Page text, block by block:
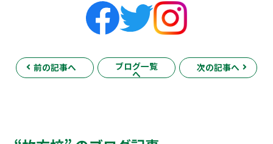
前の記事へ ブログ一覧
へ
次の記事へ